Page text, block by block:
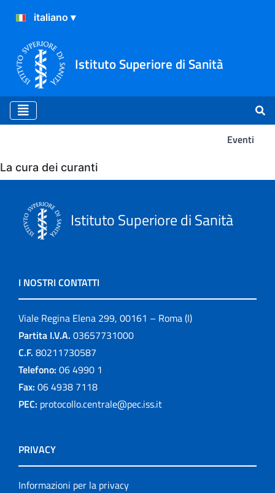
Istituto Superiore di Sanità
Eventi
Eventi
La cura dei curanti
Istituto Superiore di Sanità
I NOSTRI CONTATTI
Viale Regina Elena 299, 00161 – Roma (I)
Partita I.V.A. 03657731000
C.F. 80211730587
Telefono: 06 4990 1
Fax: 06 4938 7118
PEC: protocollo.centrale@pec.iss.it
PRIVACY
Informazioni per la privacy